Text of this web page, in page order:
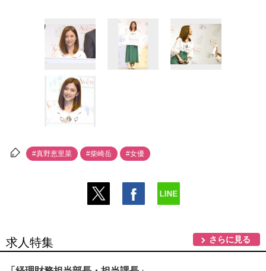
#真野恵里菜 #柴崎岳 #女優
求人特集 さらに見る